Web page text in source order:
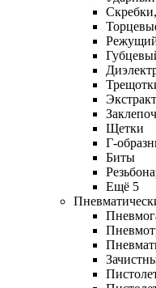
Щетки
Г-
Биты
Ещё 5